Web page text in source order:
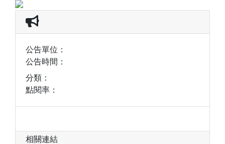
公告單位：
公告時間：
分類：
點閱率：
相關連結